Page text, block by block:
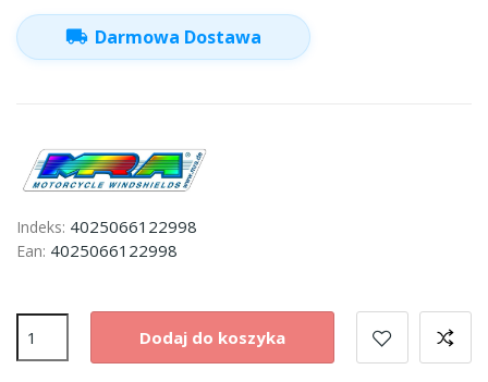
local_shipping Darmowa Dostawa
Indeks: 4025066122998
Ean: 4025066122998
Dodaj do koszyka